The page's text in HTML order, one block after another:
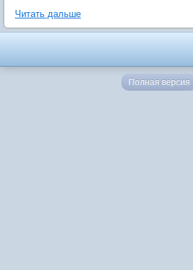
Читать дальше
Полная версия